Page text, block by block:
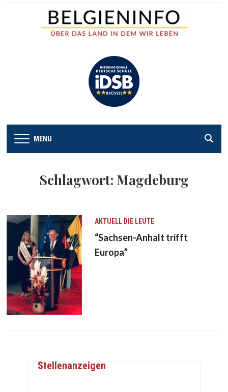
MENU
Schlagwort: Magdeburg
AKTUELL DIE LEUTE
“Sachsen-Anhalt trifft
Europa”
Stellenanzeigen